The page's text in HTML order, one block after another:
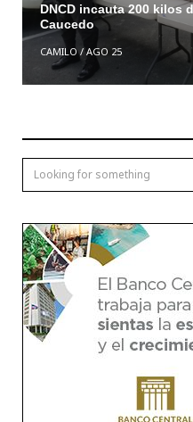
DNCD incauta 200 kilos
Caucedo
CAMILO/AGO 25